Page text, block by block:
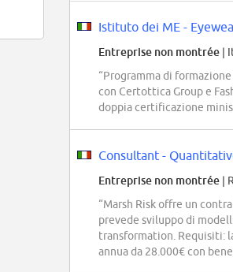
Istituto dei ME -
Entreprise non montrée |
“Programma di
con Certottica Group e
doppia certificazione
Consultant -
Entreprise non montrée |
“Marsh Risk offre un
prevede sviluppo di
transformation. Requisiti:
annua da 28.000€ con